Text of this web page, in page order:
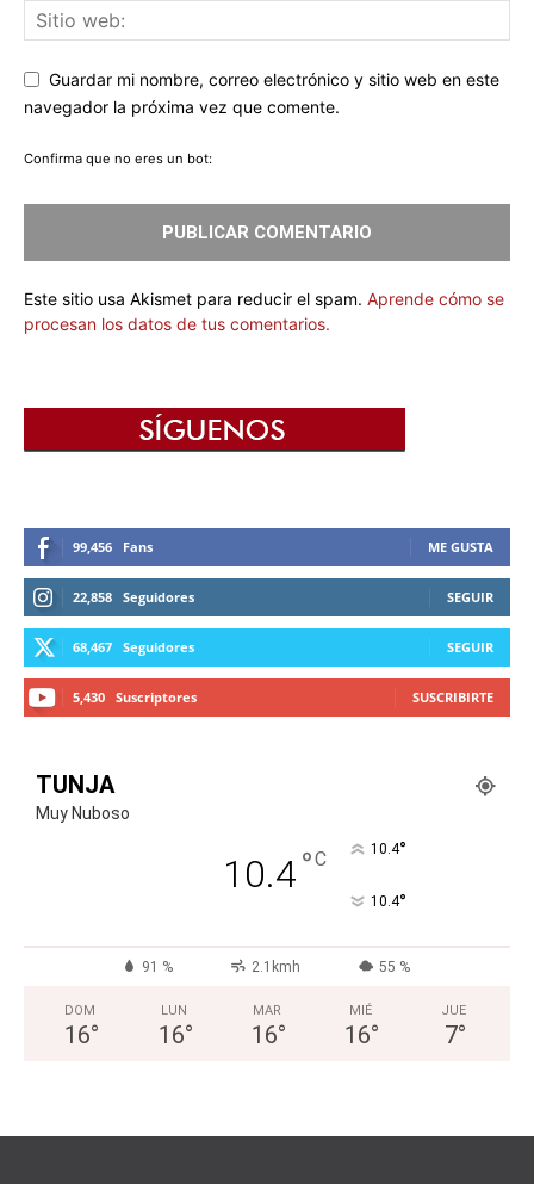
Guardar mi nombre, correo electrónico y sitio web en este
navegador la próxima vez que comente.
Confirma que no eres un bot:
Este sitio usa Akismet para reducir el spam. Aprende cómo se
procesan los datos de tus comentarios.
99,456 Fans ME GUSTA
22,858 Seguidores SEGUIR
68,467 Seguidores SEGUIR
5,430 Suscriptores SUSCRIBIRTE
TUNJA
Muy Nuboso
10.4°C 10.4°
10.4°
91 % 2.1kmh 55 %
DOM
16°
LUN
16°
MAR
16°
MIÉ
16°
JUE
7°